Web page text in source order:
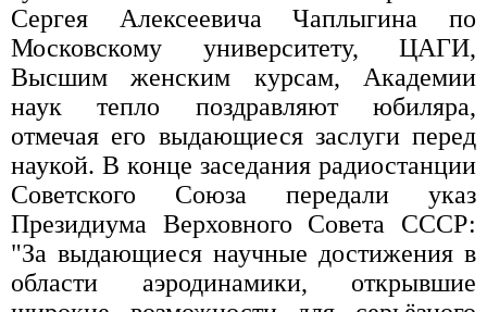
Сергея Алексеевича Чаплыгина по
Московскому университету, ЦАГИ,
Высшим женским курсам, Академии
наук тепло поздравляют юбиляра,
отмечая его выдающиеся заслуги перед
наукой. В конце заседания радиостанции
Советского Союза передали указ
Президиума Верховного Совета СССР:
"За выдающиеся научные достижения в
области аэродинамики, открывшие